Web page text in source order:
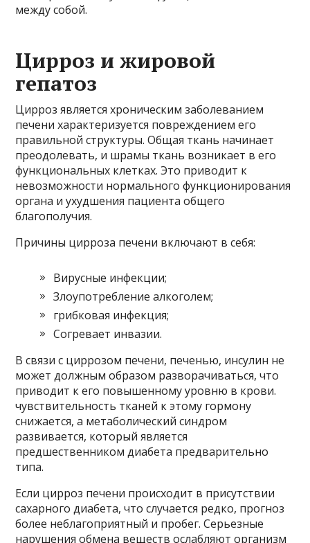
между собой.
Цирроз и жировой
гепатоз
Цирроз является хроническим заболеванием
печени характеризуется повреждением его
правильной структуры. Общая ткань начинает
преодолевать, и шрамы ткань возникает в его
функциональных клетках. Это приводит к
невозможности нормального функционирования
органа и ухудшения пациента общего
благополучия.
Причины цирроза печени включают в себя:
Вирусные инфекции;
Злоупотребление алкоголем;
грибковая инфекция;
Согревает инвазии.
В связи с циррозом печени, печенью, инсулин не
может должным образом разворачиваться, что
приводит к его повышенному уровню в крови.
чувствительность тканей к этому гормону
снижается, а метаболический синдром
развивается, который является
предшественником диабета предварительно
типа.
Если цирроз печени происходит в присутствии
сахарного диабета, что случается редко, прогноз
более неблагоприятный и пробег. Серьезные
нарушения обмена веществ ослабляют организм